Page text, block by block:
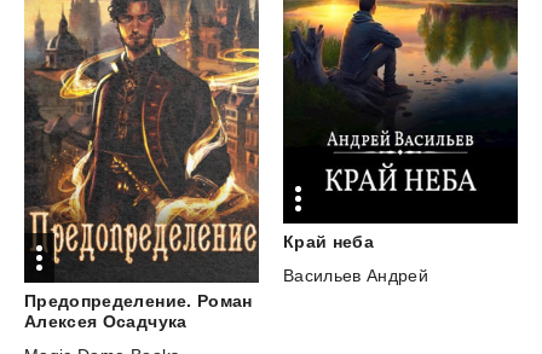
Предопределение. Роман
Алексея Осадчука
Край неба
Васильев Андрей